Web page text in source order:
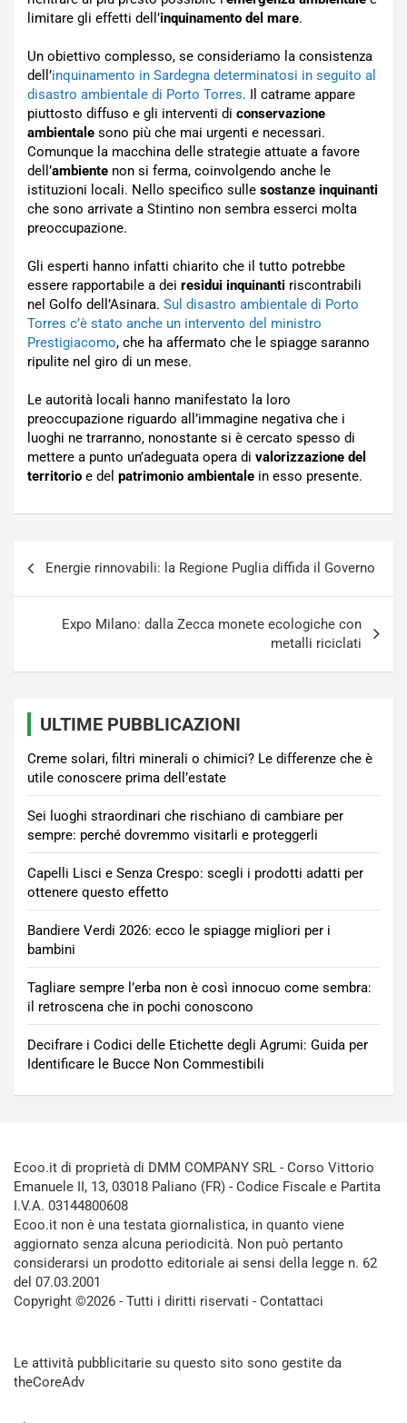
limitare gli effetti dell’inquinamento del mare.
Un obiettivo complesso, se consideriamo la consistenza
dell’inquinamento in Sardegna determinatosi in seguito al
disastro ambientale di Porto Torres. Il catrame appare
piuttosto diffuso e gli interventi di conservazione
ambientale sono più che mai urgenti e necessari.
Comunque la macchina delle strategie attuate a favore
dell’ambiente non si ferma, coinvolgendo anche le
istituzioni locali. Nello specifico sulle sostanze inquinanti
che sono arrivate a Stintino non sembra esserci molta
preoccupazione.
Gli esperti hanno infatti chiarito che il tutto potrebbe
essere rapportabile a dei residui inquinanti riscontrabili
nel Golfo dell’Asinara. Sul disastro ambientale di Porto
Torres c’è stato anche un intervento del ministro
Prestigiacomo, che ha affermato che le spiagge saranno
ripulite nel giro di un mese.
Le autorità locali hanno manifestato la loro
preoccupazione riguardo all’immagine negativa che i
luoghi ne trarranno, nonostante si è cercato spesso di
mettere a punto un’adeguata opera di valorizzazione del
territorio e del patrimonio ambientale in esso presente.
articoli
Energie rinnovabili: la Regione Puglia diffida il Governo
Expo Milano: dalla Zecca monete ecologiche con
metalli riciclati
ULTIME PUBBLICAZIONI
Creme solari, filtri minerali o chimici? Le differenze che è
utile conoscere prima dell’estate
Sei luoghi straordinari che rischiano di cambiare per
sempre: perché dovremmo visitarli e proteggerli
Capelli Lisci e Senza Crespo: scegli i prodotti adatti per
ottenere questo effetto
Bandiere Verdi 2026: ecco le spiagge migliori per i
bambini
Tagliare sempre l’erba non è così innocuo come sembra:
il retroscena che in pochi conoscono
Decifrare i Codici delle Etichette degli Agrumi: Guida per
Identificare le Bucce Non Commestibili
Ecoo.it di proprietà di DMM COMPANY SRL - Corso Vittorio
Emanuele II, 13, 03018 Paliano (FR) - Codice Fiscale e Partita
I.V.A. 03144800608
Ecoo.it non è una testata giornalistica, in quanto viene
aggiornato senza alcuna periodicità. Non può pertanto
considerarsi un prodotto editoriale ai sensi della legge n. 62
del 07.03.2001
Copyright ©2026 - Tutti i diritti riservati - Contattaci
Le attività pubblicitarie su questo sito sono gestite da
theCoreAdv